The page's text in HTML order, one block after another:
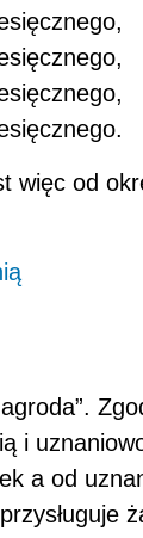
więc od
i
a od